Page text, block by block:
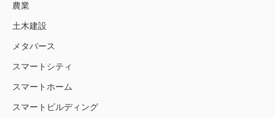
農業
土木建設
メタバース
スマートシティ
スマートホーム
スマートビルディング